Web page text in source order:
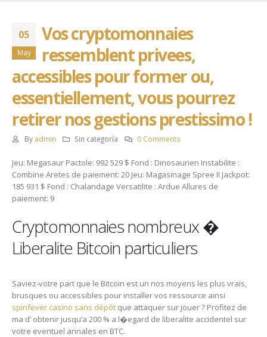
05
May
Vos cryptomonnaies
ressemblent privees,
accessibles pour former ou,
essentiellement, vous pourrez
retirer nos gestions prestissimo !
By admin Sin categoría 0 Comments
Jeu: Megasaur Pactole: 992 529 $ Fond : Dinosaurien Instabilite :
Combine Aretes de paiement: 20 Jeu: Magasinage Spree II Jackpot:
185 931 $ Fond : Chalandage Versatilite : Ardue Allures de
paiement: 9
Cryptomonnaies nombreux �
Liberalite Bitcoin particuliers
Saviez-votre part que le Bitcoin est un nos moyens les plus vrais,
brusques ou accessibles pour installer vos ressource ainsi
spinfever casino sans dépôt que attaquer sur jouer ? Profitez de
ma d’ obtenir jusqu’a 200 % a l�egard de liberalite accidentel sur
votre eventuel annales en BTC.